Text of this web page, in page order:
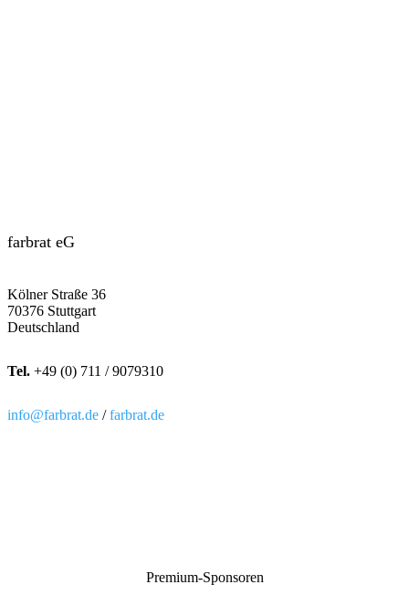
farbrat eG
Kölner Straße 36
70376 Stuttgart
Deutschland
Tel. +49 (0) 711 / 9079310
info@farbrat.de /farbrat.de
Premium-Sponsoren